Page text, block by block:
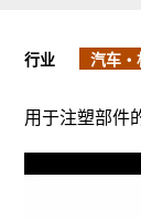
行业 汽车
用于注塑部件